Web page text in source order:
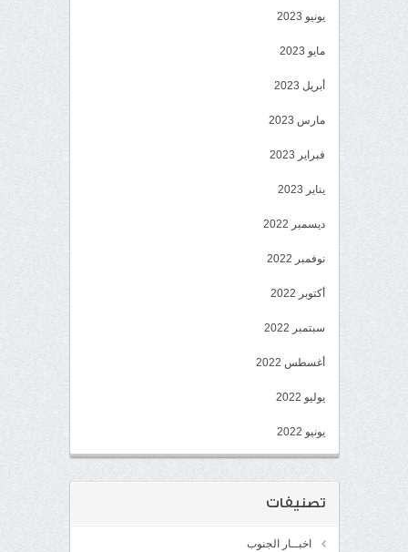
يونيو 2023
مايو 2023
أبريل 2023
مارس 2023
فبراير 2023
يناير 2023
ديسمبر 2022
نوفمبر 2022
أكتوبر 2022
سبتمبر 2022
أغسطس 2022
يوليو 2022
يونيو 2022
تصنيفات
اخبــار الجنوب